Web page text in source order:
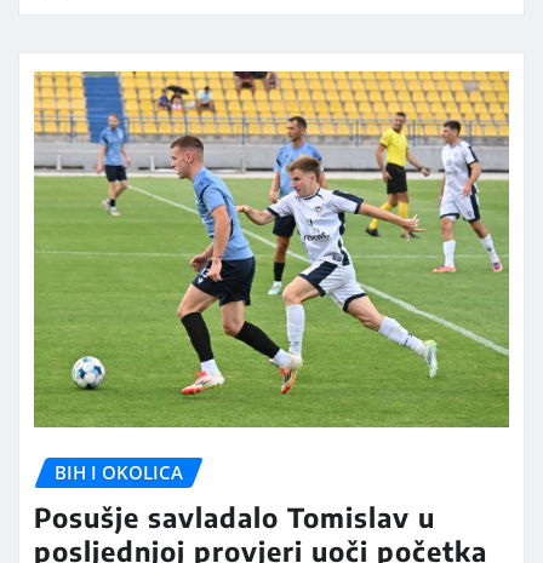
BIH I OKOLICA
Posušje savladalo Tomislav u
posljednjoj provjeri uoči početka